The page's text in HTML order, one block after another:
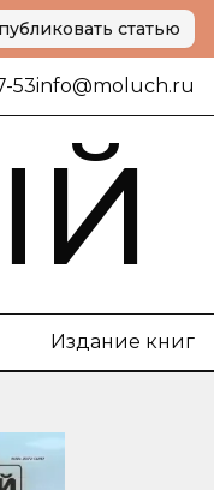
статью
53info@moluch.ru
Издание книг